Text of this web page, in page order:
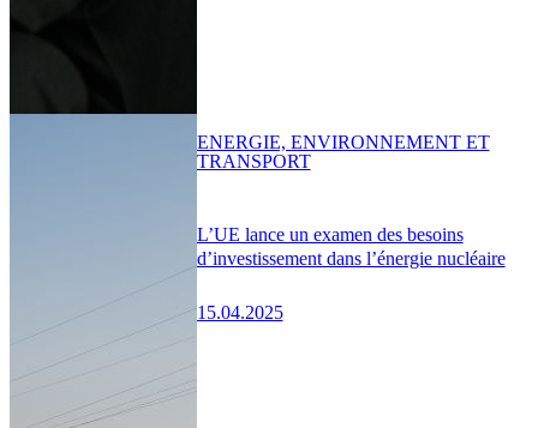
L’UE lance un examen des besoins
d’investissement dans l’énergie nucléaire
15.04.2025
ENERGIE, ENVIRONNEMENT ET
TRANSPORT